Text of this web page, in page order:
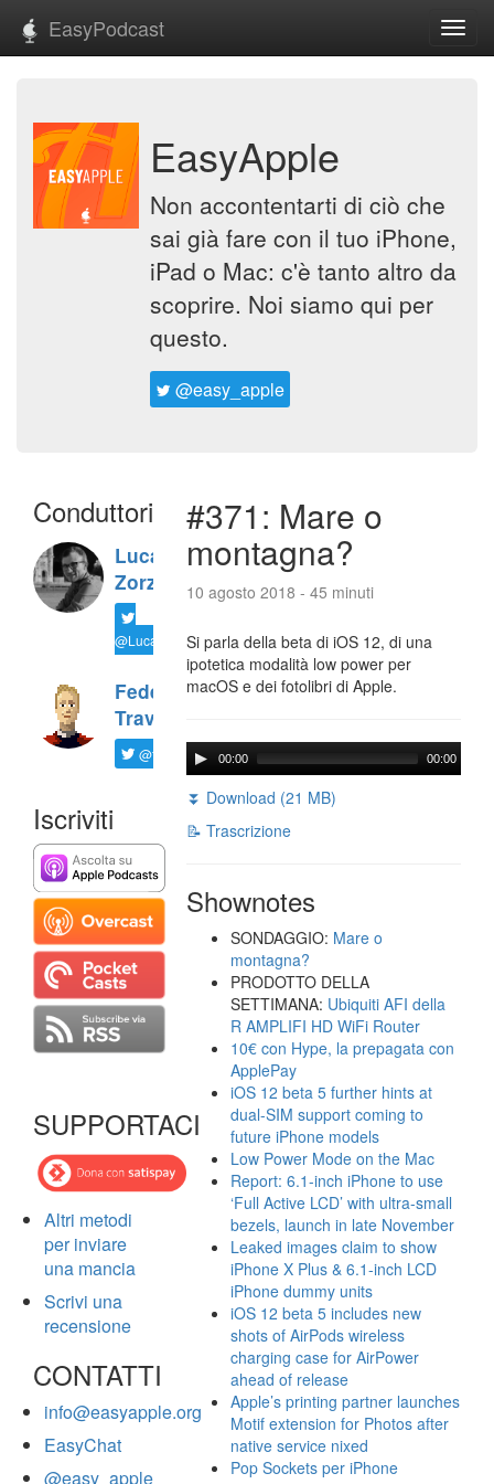
EasyPodcast
EasyApple
Non accontentarti di ciò che
sai già fare con il tuo iPhone,
iPad o Mac: c'è tanto altro da
scoprire. Noi siamo qui per
questo.
@easy_apple
Conduttori
Luca
Zorzi
@LucaTNT
Federico
Travaini
@ftrava
Iscriviti
SUPPORTACI
Altri metodi
per inviare
una mancia
Scrivi una
recensione
CONTATTI
info@easyapple.org
EasyChat
@easy_apple
#371: Mare o
montagna?
10 agosto 2018 - 45 minuti
Si parla della beta di iOS 12, di una
ipotetica modalità low power per
macOS e dei fotolibri di Apple.
00:00 00:00
⏬ Download (21 MB)
📝 Trascrizione
Shownotes
SONDAGGIO: Mare o
montagna?
PRODOTTO DELLA
SETTIMANA: Ubiquiti AFI della
R AMPLIFI HD WiFi Router
10€ con Hype, la prepagata con
ApplePay
iOS 12 beta 5 further hints at
dual-SIM support coming to
future iPhone models
Low Power Mode on the Mac
Report: 6.1-inch iPhone to use
‘Full Active LCD’ with ultra-small
bezels, launch in late November
Leaked images claim to show
iPhone X Plus & 6.1-inch LCD
iPhone dummy units
iOS 12 beta 5 includes new
shots of AirPods wireless
charging case for AirPower
ahead of release
Apple’s printing partner launches
Motif extension for Photos after
native service nixed
Pop Sockets per iPhone